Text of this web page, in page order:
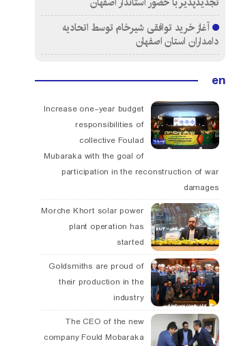
آغاز خرید توافقی شیرخام توسط اتحادیه
دامداران استان اصفهان
en
Increase one-year budget
responsibilities of
collective Foulad
Mubaraka with the goal of
participation in the reconstruction of war
damages
Morche Khort solar power
plant operation has
started
Goldsmiths are proud of
their production in the
industry
The CEO of the new
company Fould Mobaraka